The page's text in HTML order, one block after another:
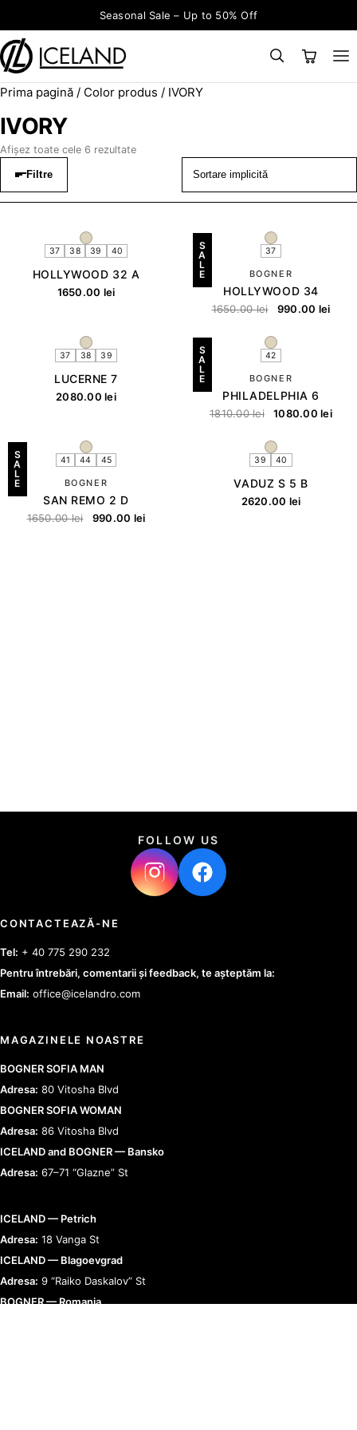
Seasonal Sale – Up to 50% Off
Prima pagină / Color produs / IVORY
IVORY
Afișez toate cele 6 rezultate
Filtre
37 38 39 40
HOLLYWOOD 32 A
1650.00 lei
S
A
L
E
37
BOGNER
HOLLYWOOD 34
1650.00lei 990.00 lei
37 38 39
LUCERNE 7
2080.00lei
S
A
L
E
42
BOGNER
PHILADELPHIA 6
1810.00lei 1080.00lei
S
A
L
E
41 44 45
BOGNER
SAN REMO 2 D
1650.00lei 990.00 lei
39 40
VADUZ S 5 B
2620.00 lei
FOLLOW US
CONTACTEAZĂ-NE
Tel: + 40 775 290 232
Pentru întrebări, comentarii și feedback, te așteptăm la:
Email: office@icelandro.com
MAGAZINELE NOASTRE
BOGNER SOFIA MAN
Adresa: 80 Vitosha Blvd
BOGNER SOFIA WOMAN
Adresa: 86 Vitosha Blvd
ICELAND and BOGNER — Bansko
Adresa: 67–71 “Glazne” St
ICELAND — Petrich
Adresa: 18 Vanga St
ICELAND — Blagoevgrad
Adresa: 9 “Raiko Daskalov” St
BOGNER — Romania